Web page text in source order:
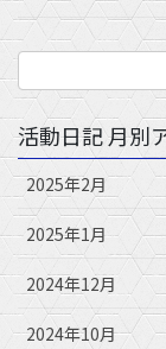
活動日記 月別
2025年2月
2025年1月
2024年12月
2024年10月